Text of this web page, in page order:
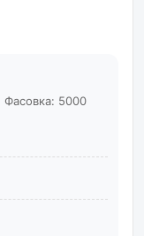
Фасовка: 5000